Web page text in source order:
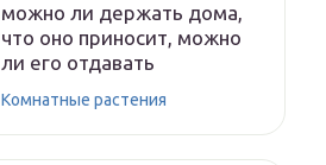
можно ли держать дома,
что оно приносит, можно
ли его отдавать
Комнатные растения